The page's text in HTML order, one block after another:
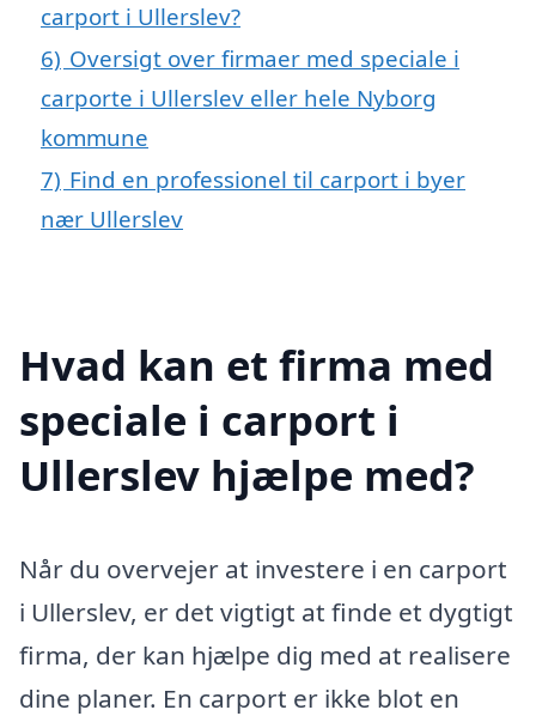
carport i Ullerslev?
6) Oversigt over firmaer med speciale i
carporte i Ullerslev eller hele Nyborg
kommune
7) Find en professionel til carport i byer
nær Ullerslev
Hvad kan et firma med
speciale i carport i
Ullerslev hjælpe med?
Når du overvejer at investere i en carport
i Ullerslev, er det vigtigt at finde et dygtigt
firma, der kan hjælpe dig med at realisere
dine planer. En carport er ikke blot en